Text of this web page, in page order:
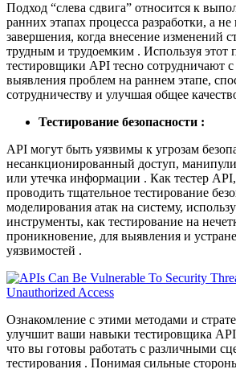
Подход “слева сдвига” относится к
ранних этапах процесса разработки, а
завершения, когда внесение изменений
трудным и трудоемким . Используя этот
тестировщики API тесно сотрудничают с
выявления проблем на раннем этапе,
сотрудничеству и улучшая общее
Тестирование безопасности :
API могут быть уязвимы к угрозам
несанкционированный доступ,
или утечка информации . Как тестер
проводить тщательное тестирование
моделирования атак на систему,
инструменты, как тестирование на
проникновение, для выявления и
уязвимостей .
Ознакомление с этими методами и
улучшит ваши навыки тестировщика
что вы готовы работать с различными
тестирования . Понимая сильные